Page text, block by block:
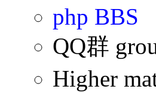
php BBS
QQ群
Higher